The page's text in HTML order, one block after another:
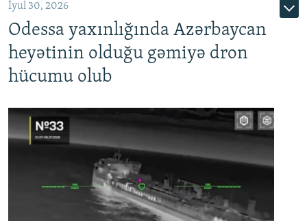
İyul 30, 2026
Odessa yaxınlığında Azərbaycan
heyətinin olduğu gəmiyə dron
hücumu olub